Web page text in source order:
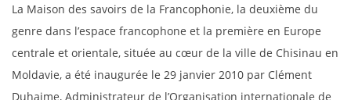
La Maison des savoirs de la Francophonie, la deuxième du
genre dans l’espace francophone et la première en Europe
centrale et orientale, située au cœur de la ville de Chisinau en
Moldavie, a été inaugurée le 29 janvier 2010 par Clément
Duhaime, Administrateur de l’Organisation internationale de